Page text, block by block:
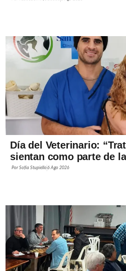
Día del Veterinario:
sientan como parte de
PorSofía Stupiello6 Ago 2026